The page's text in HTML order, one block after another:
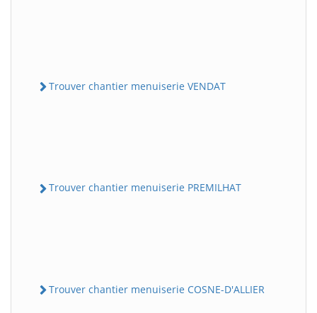
Trouver chantier menuiserie VENDAT
Trouver chantier menuiserie PREMILHAT
Trouver chantier menuiserie COSNE-D'ALLIER